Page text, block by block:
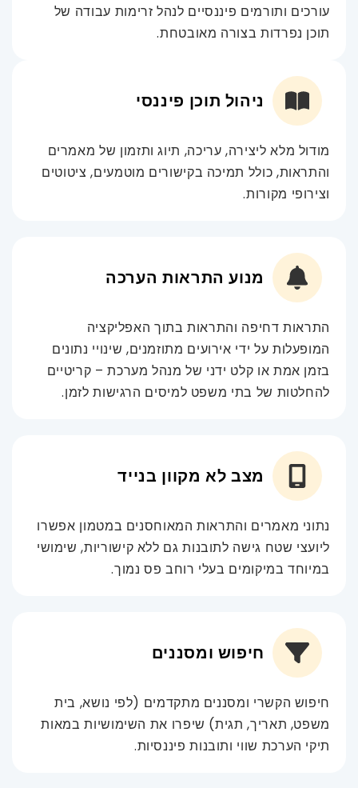
עורכים ותורמים פיננסיים לנהל זרימות עבודה של
תוכן נפרדות בצורה מאובטחת.
ניהול תוכן פיננסי
מודול מלא ליצירה, עריכה, תיוג ותזמון של מאמרים
והתראות, כולל תמיכה בקישורים מוטמעים, ציטוטים
וצירופי מקורות.
מנוע התראות הערכה
התראות דחיפה והתראות בתוך האפליקציה
המופעלות על ידי אירועים מתוזמנים, שינויי נתונים
בזמן אמת או קלט ידני של מנהל מערכת – קריטיים
להחלטות של בתי משפט למיסים הרגישות לזמן.
מצב לא מקוון בנייד
נתוני מאמרים והתראות המאוחסנים במטמון אפשרו
ליועצי שטח גישה לתובנות גם ללא קישוריות, שימושי
במיוחד במיקומים בעלי רוחב פס נמוך.
חיפוש ומסננים
חיפוש הקשרי ומסננים מתקדמים (לפי נושא, בית
משפט, תאריך, תגית) שיפרו את השימושיות במאות
תיקי הערכת שווי ותובנות פיננסיות.